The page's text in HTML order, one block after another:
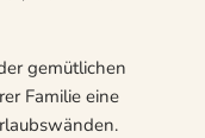
gemütlichen
Familie eine